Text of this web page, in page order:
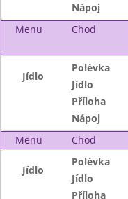
Nápoj
Menu
Chod
Jídlo
Polévka
Jídlo
Příloha
Nápoj
Menu
Chod
Jídlo
Polévka
Jídlo
Příloha